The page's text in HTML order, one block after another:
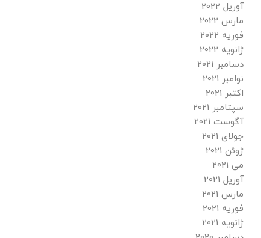
آوریل 2022
مارس 2022
فوریه 2022
ژانویه 2022
دسامبر 2021
نوامبر 2021
اکتبر 2021
سپتامبر 2021
آگوست 2021
جولای 2021
ژوئن 2021
می 2021
آوریل 2021
مارس 2021
فوریه 2021
ژانویه 2021